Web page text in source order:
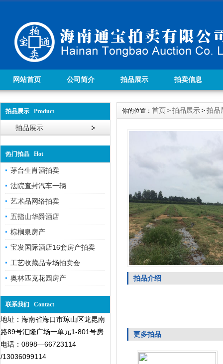
网站首页 公司简介 拍品展示 拍卖信息
拍品展示 Product
拍品展示
热门拍品 Hot
茅台生肖酒拍卖
法院查封汽车一辆
艺术品网络拍卖
五指山华爵酒店
棕榈泉房产
宝发国际酒店16套房产拍卖
工艺收藏品专场拍卖会
奥林匹克花园房产
联系我们 Contact
地址：海南省海口市琼山区龙昆南
路89号汇隆广场一单元1-801号房
电话：0898—66723114
/13036099114
你的位置： 首页 > 拍品展示 > 拍品
拍品介绍
更多拍品